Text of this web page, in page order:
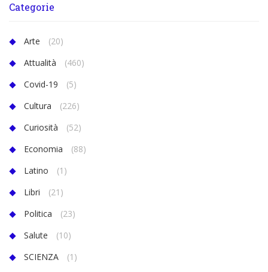
Categorie
Arte
(20)
Attualità
(460)
Covid-19
(5)
Cultura
(226)
Curiosità
(52)
Economia
(88)
Latino
(1)
Libri
(21)
Politica
(23)
Salute
(10)
SCIENZA
(1)